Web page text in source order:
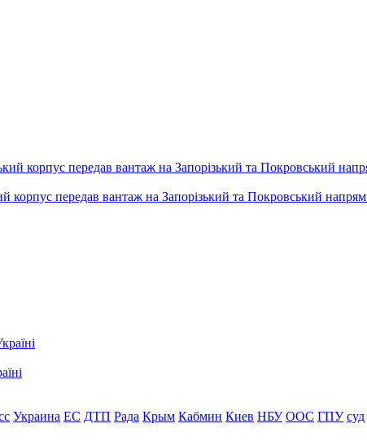
корпус передав вантаж на Запорізький та Покровський
Украина ЕС ДТП Рада Крым Кабмин Киев НБУ ООС ГПУ суд